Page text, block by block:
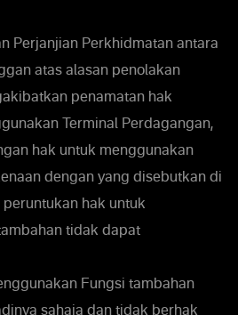
Perjanjian Perkhidmatan antara
atas alasan penolakan
penamatan hak
Terminal Perdagangan,
hak untuk menggunakan
dengan yang disebutkan di
hak untuk
tidak dapat
Fungsi tambahan
sahaja dan tidak berhak